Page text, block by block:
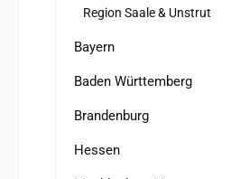
Region Saale & Unstrut
Bayern
Baden Württemberg
Brandenburg
Hessen